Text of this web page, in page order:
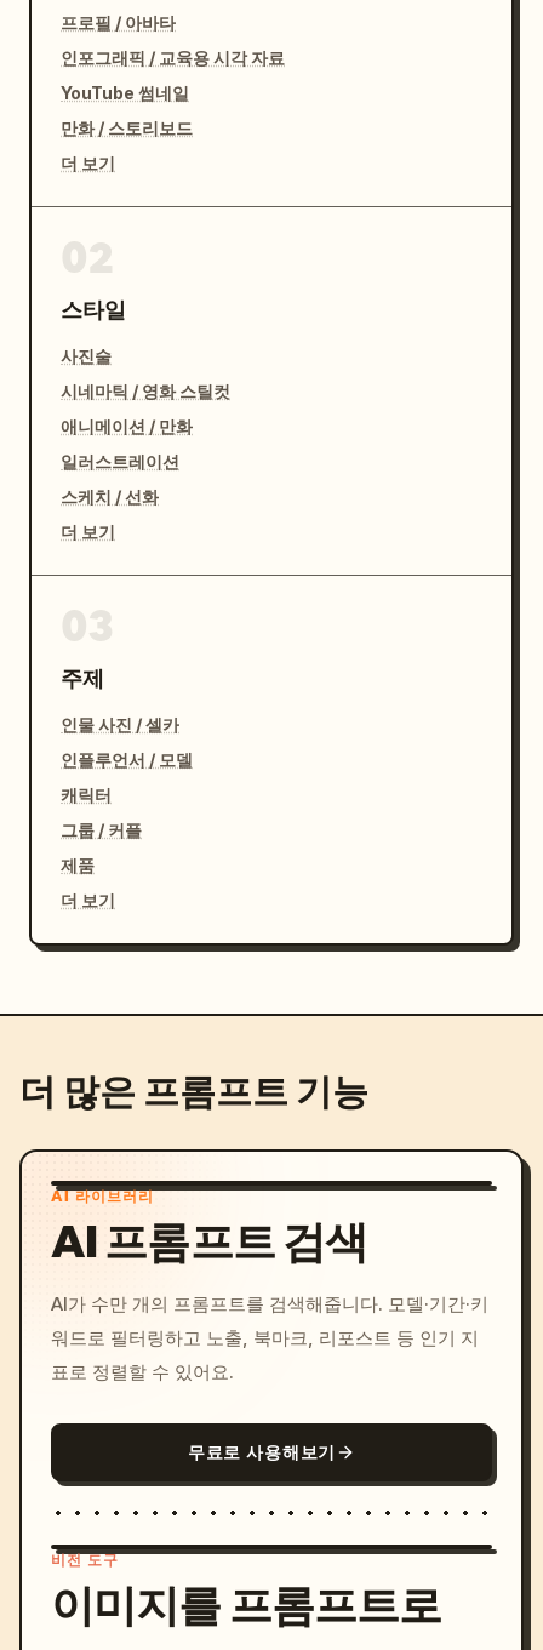
프로필 / 아바타
인포그래픽 / 교육용 시각 자료
YouTube 썸네일
만화 / 스토리보드
더 보기
스타일
사진술
시네마틱 / 영화 스틸컷
애니메이션 / 만화
일러스트레이션
스케치 / 선화
더 보기
주제
인물 사진 / 셀카
인플루언서 / 모델
캐릭터
그룹 / 커플
제품
더 보기
더 많은 프롬프트 기능
AI 라이브러리
AI 프롬프트 검색
AI가 수만 개의 프롬프트를 검색해줍니다. 모델·기간·키
워드로 필터링하고 노출, 북마크, 리포스트 등 인기 지
표로 정렬할 수 있어요.
무료로 사용해보기
비전 도구
이미지를 프롬프트로